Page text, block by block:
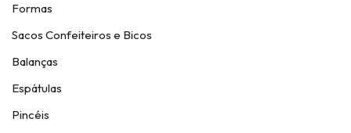
Formas
Sacos Confeiteiros e Bicos
Balanças
Espátulas
Pincéis